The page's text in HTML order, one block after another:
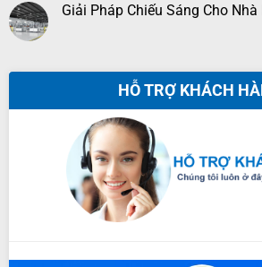
Giải Pháp Chiếu Sáng Cho
HỖ TRỢ KHÁCH